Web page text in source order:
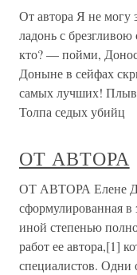
От автора Я не
ладонь с
кто? — пойми,
Доныне в сейфах
самых лучших!
Толпа седых убийц
ОТ АВТОРА
ОТ АВТОРА Елене
сформулированная в
иной степенью
работ ее автора,[1]
специалистов. Одни